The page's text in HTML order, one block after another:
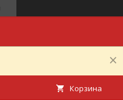
Корзина